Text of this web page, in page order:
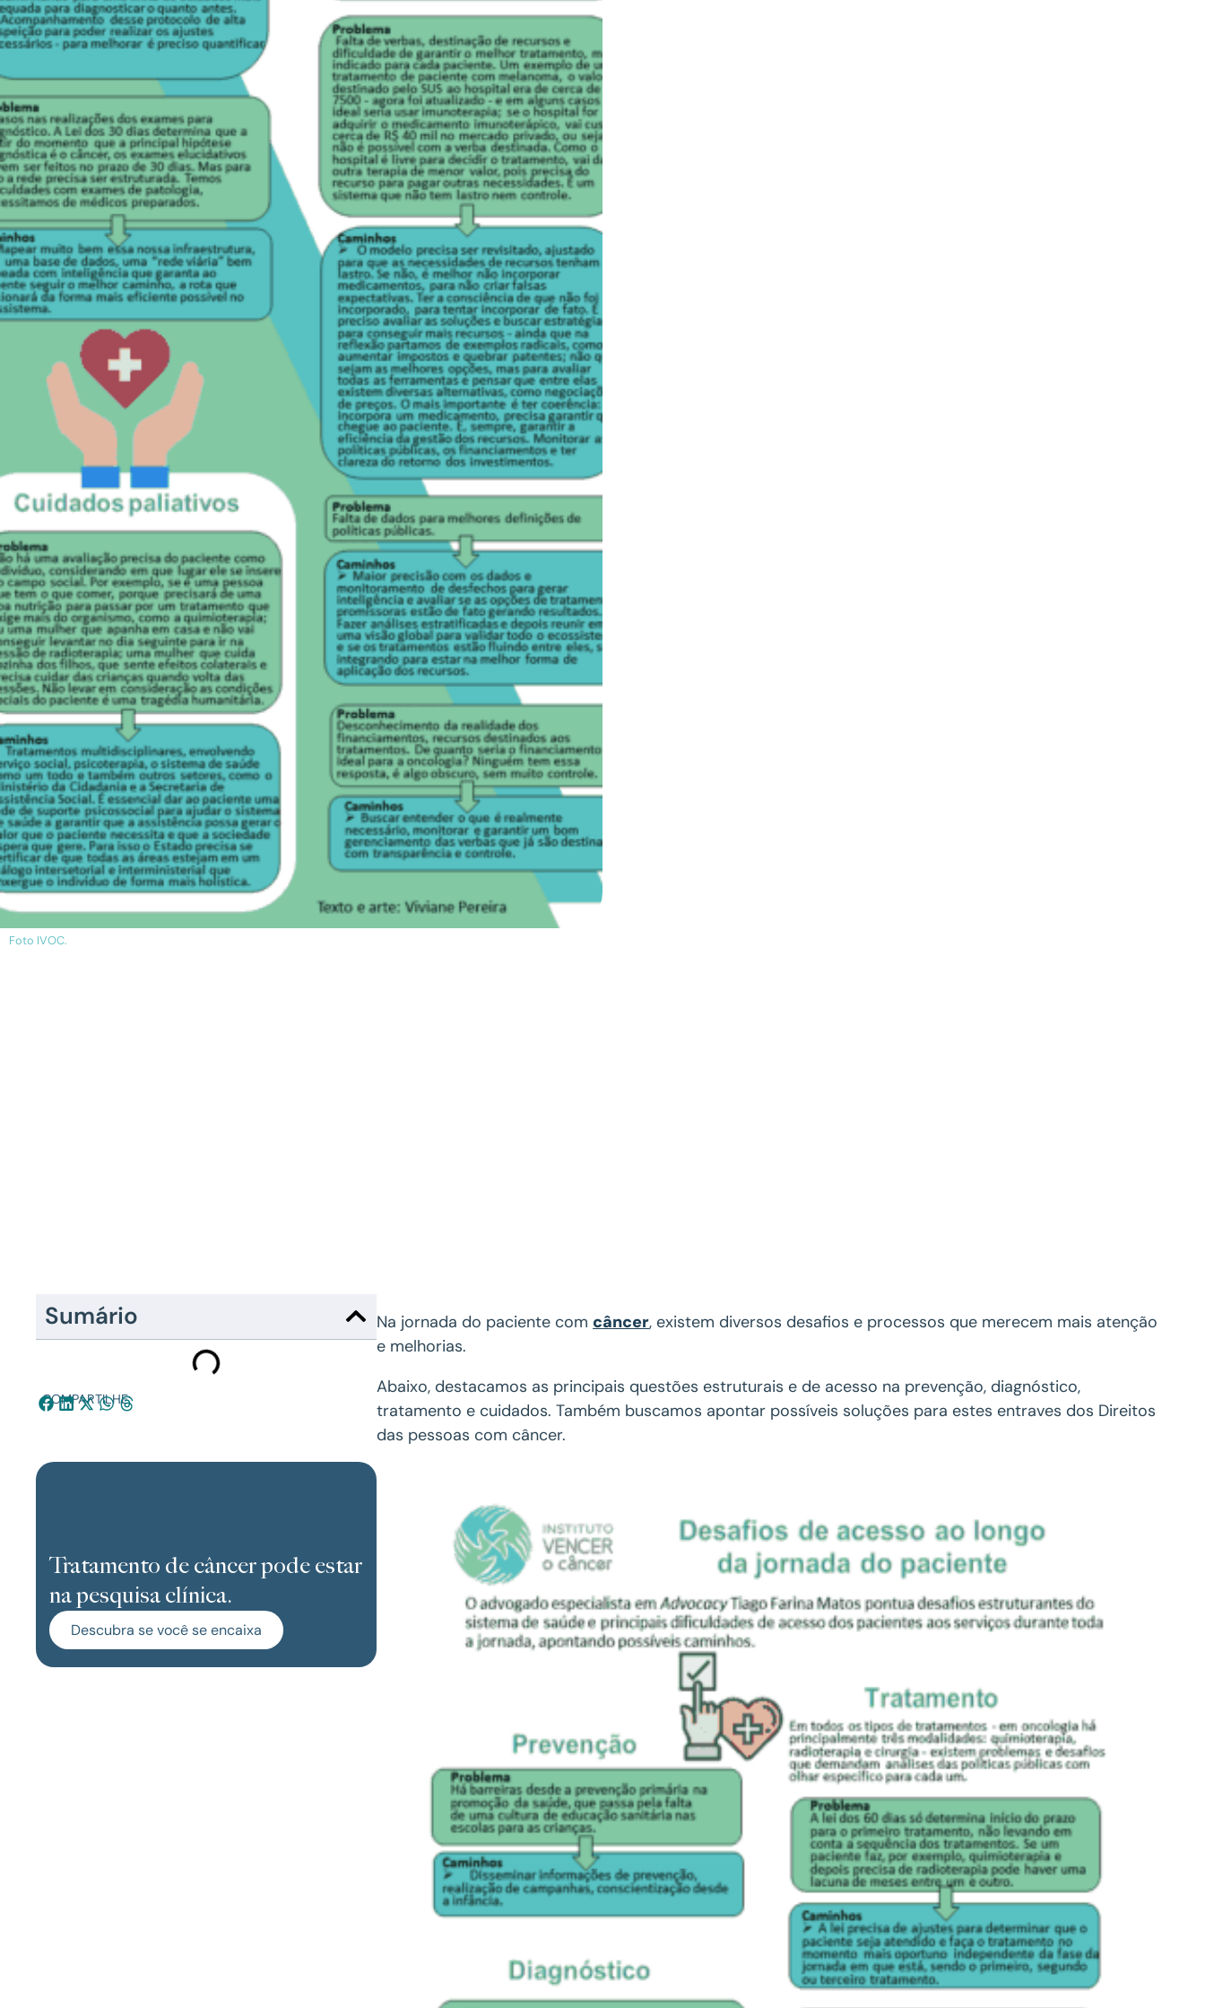
Foto IVOC.
Sumário
COMPARTILHE:
Tratamento de câncer pode estar
na pesquisa clínica.
Descubra se você se encaixa
Na jornada do paciente com câncer, existem diversos desafios e processos que merecem mais atenção
e melhorias.
Abaixo, destacamos as principais questões estruturais e de acesso na prevenção, diagnóstico,
tratamento e cuidados. Também buscamos apontar possíveis soluções para estes entraves dos Direitos
das pessoas com câncer.